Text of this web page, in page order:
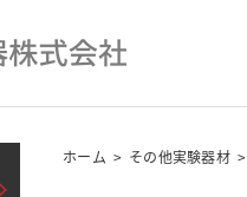
ホーム > その他実験器材 >